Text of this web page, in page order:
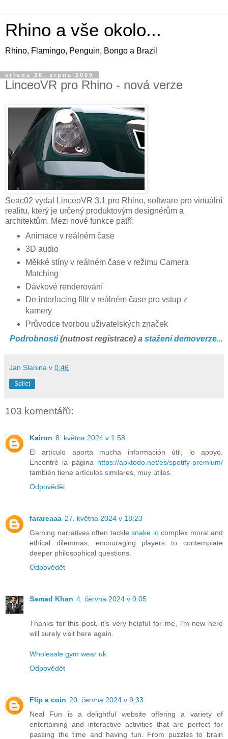
Rhino a vše okolo...
Rhino, Flamingo, Penguin, Bongo a Brazil
středa 26. srpna 2009
LinceoVR pro Rhino - nová verze
Seac02 vydal LinceoVR 3.1 pro Rhino, software pro virtuální
realitu, který je určený produktovým designérům a
architektům. Mezi nové funkce patří:
Animace v reálném čase
3D audio
Měkké stíny v reálném čase v režimu Camera
Matching
Dávkové renderování
De-interlacing filtr v reálném čase pro vstup z
kamery
Průvodce tvorbou uživatelských značek
Podrobnosti(nutnost registrace) a stažení demoverze...
Jan Slanina v 0:46
Sdílet
103 komentářů:
Kairon 8. května 2024 v 1:58
El artículo aporta mucha información útil, lo apoyo.
Encontré la página https://apktodo.net/es/spotify-premium/
también tiene artículos similares, muy útiles.
Odpovědět
farareaaa 27. května 2024 v 18:23
Gaming narratives often tackle snake iocomplex moral and
ethical dilemmas, encouraging players to contemplate
deeper philosophical questions.
Odpovědět
Samad Khan 4. června 2024 v 0:05
Thanks for this post, it's very helpful for me, i'm new here
will surely visit here again.
Wholesale gym wear uk
Odpovědět
Flip a coin 20. června 2024 v 9:33
Neal Fun is a delightful website offering a variety of
entertaining and interactive activities that are perfect for
passing the time and having fun. From puzzles to brain